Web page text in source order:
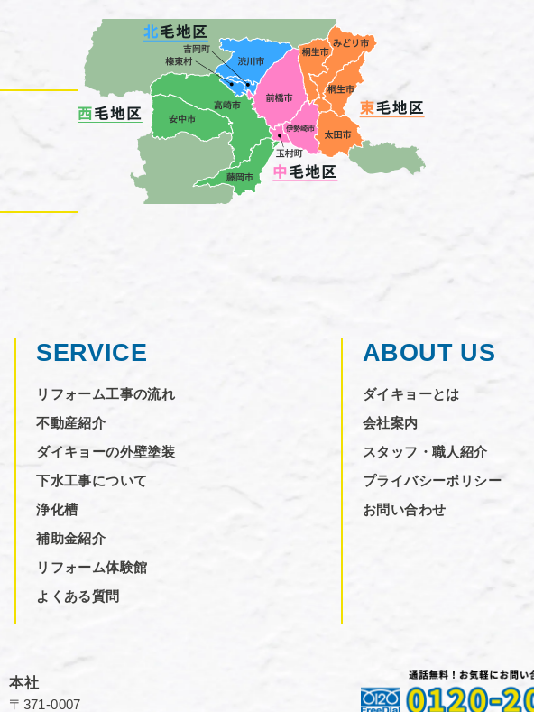
SERVICE
リフォーム工事の流れ
不動産紹介
ダイキョーの外壁塗装
下水工事について
浄化槽
補助金紹介
リフォーム体験館
よくある質問
ABOUT US
ダイキョーとは
会社案内
スタッフ・職人紹介
プライバシーポリシー
お問い合わせ
本社
〒371-0007